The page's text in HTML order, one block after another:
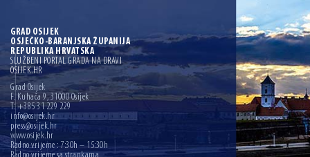
GRAD OSIJEK
OSJEČKO-BARANJSKA ŽUPANIJA
REPUBLIKA HRVATSKA
SLUŽBENI PORTAL GRADA NA DRAVI
OSIJEK.HR
Grad Osijek
F. Kuhača 9, 31000 Osijek
T: +385 31 229 229
info@osijek.hr
press@osijek.hr
www.osijek.hr
Radno vrijeme : 7:30h – 15:30h